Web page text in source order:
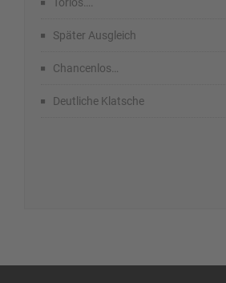
Später Ausgleich
Chancenlos…
Deutliche Klatsche